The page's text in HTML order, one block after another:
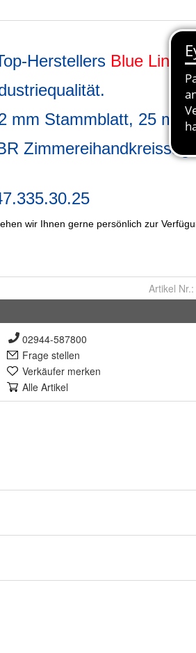
Artikel Nr.:
02944-587800
Frage stellen
Verkäufer merken
Alle Artikel